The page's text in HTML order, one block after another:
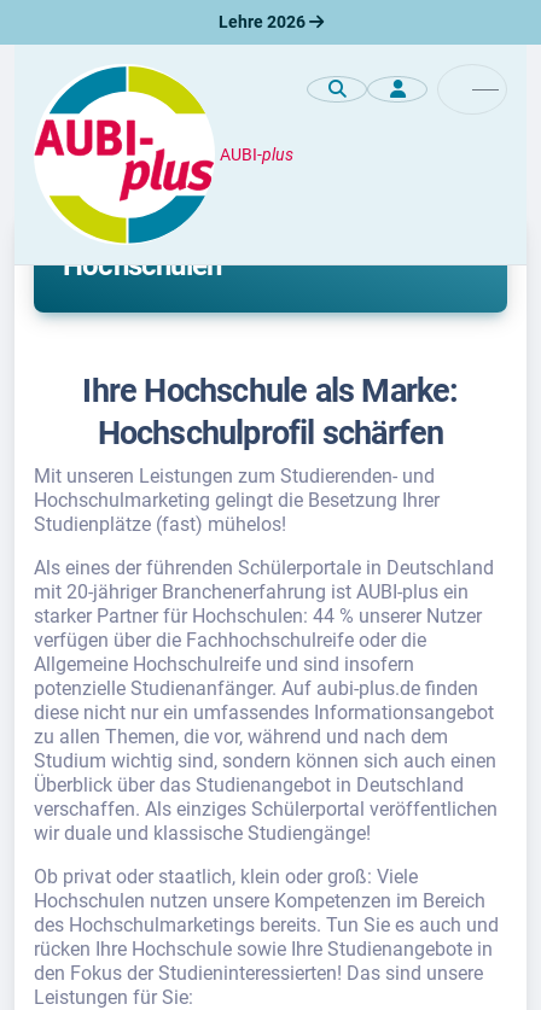
Lehre 2026
AUBI-plus
Marketing für Studiengänge und
Hochschulen
Ihre Hochschule als Marke:
Hochschulprofil schärfen
Mit unseren Leistungen zum Studierenden- und
Hochschulmarketing gelingt die Besetzung Ihrer
Studienplätze (fast) mühelos!
Als eines der führenden Schülerportale in Deutschland
mit 20-jähriger Branchenerfahrung ist AUBI-plus ein
starker Partner für Hochschulen: 44 % unserer Nutzer
verfügen über die Fachhochschulreife oder die
Allgemeine Hochschulreife und sind insofern
potenzielle Studienanfänger. Auf aubi-plus.de finden
diese nicht nur ein umfassendes Informationsangebot
zu allen Themen, die vor, während und nach dem
Studium wichtig sind, sondern können sich auch einen
Überblick über das Studienangebot in Deutschland
verschaffen. Als einziges Schülerportal veröffentlichen
wir duale und klassische Studiengänge!
Ob privat oder staatlich, klein oder groß: Viele
Hochschulen nutzen unsere Kompetenzen im Bereich
des Hochschulmarketings bereits. Tun Sie es auch und
rücken Ihre Hochschule sowie Ihre Studienangebote in
den Fokus der Studieninteressierten! Das sind unsere
Leistungen für Sie: